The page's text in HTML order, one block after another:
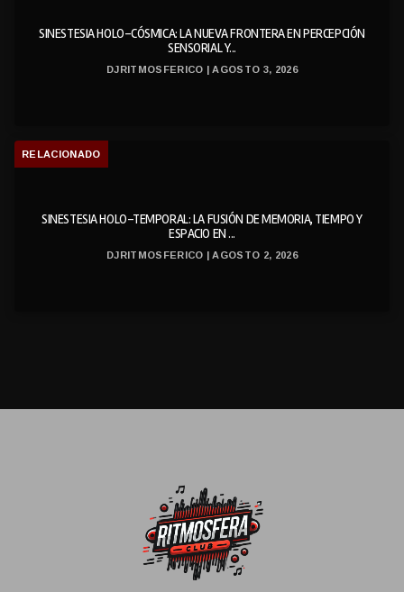
SINESTESIA HOLO-CÓSMICA: LA NUEVA FRONTERA EN PERCEPCIÓN
SENSORIAL Y...
DJRITMOSFERICO | AGOSTO 3, 2026
RELACIONADO
SINESTESIA HOLO-TEMPORAL: LA FUSIÓN DE MEMORIA, TIEMPO Y
ESPACIO EN ...
DJRITMOSFERICO | AGOSTO 2, 2026